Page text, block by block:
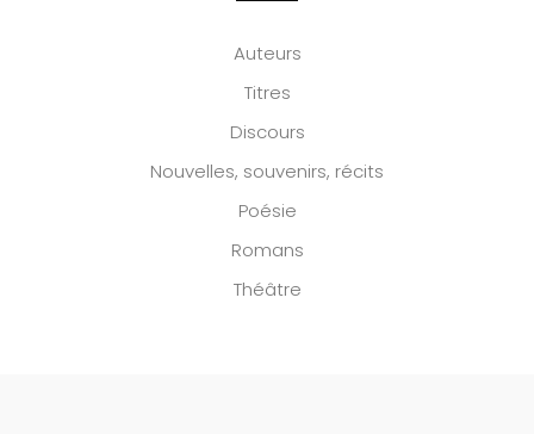
Auteurs
Titres
Discours
Nouvelles, souvenirs, récits
Poésie
Romans
Théâtre